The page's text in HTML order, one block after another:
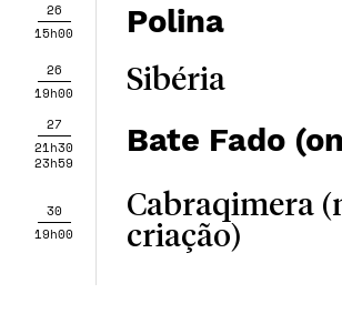
26
15h00
Polina
26
19h00
Sibéria
27
21h30
23h59
Bate Fado
30
19h00
Cabraqimera
criação)